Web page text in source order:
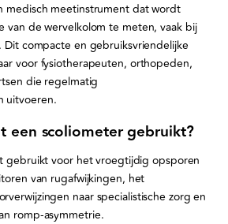
medisch meetinstrument dat wordt
van de wervelkolom te meten, vaak bij
Dit compacte en gebruiksvriendelijke
voor fysiotherapeuten, orthopeden,
die regelmatig
uitvoeren.
een scoliometer gebruikt?
gebruikt voor het vroegtijdig opsporen
van rugafwijkingen, het
naar specialistische zorg en
romp-asymmetrie.